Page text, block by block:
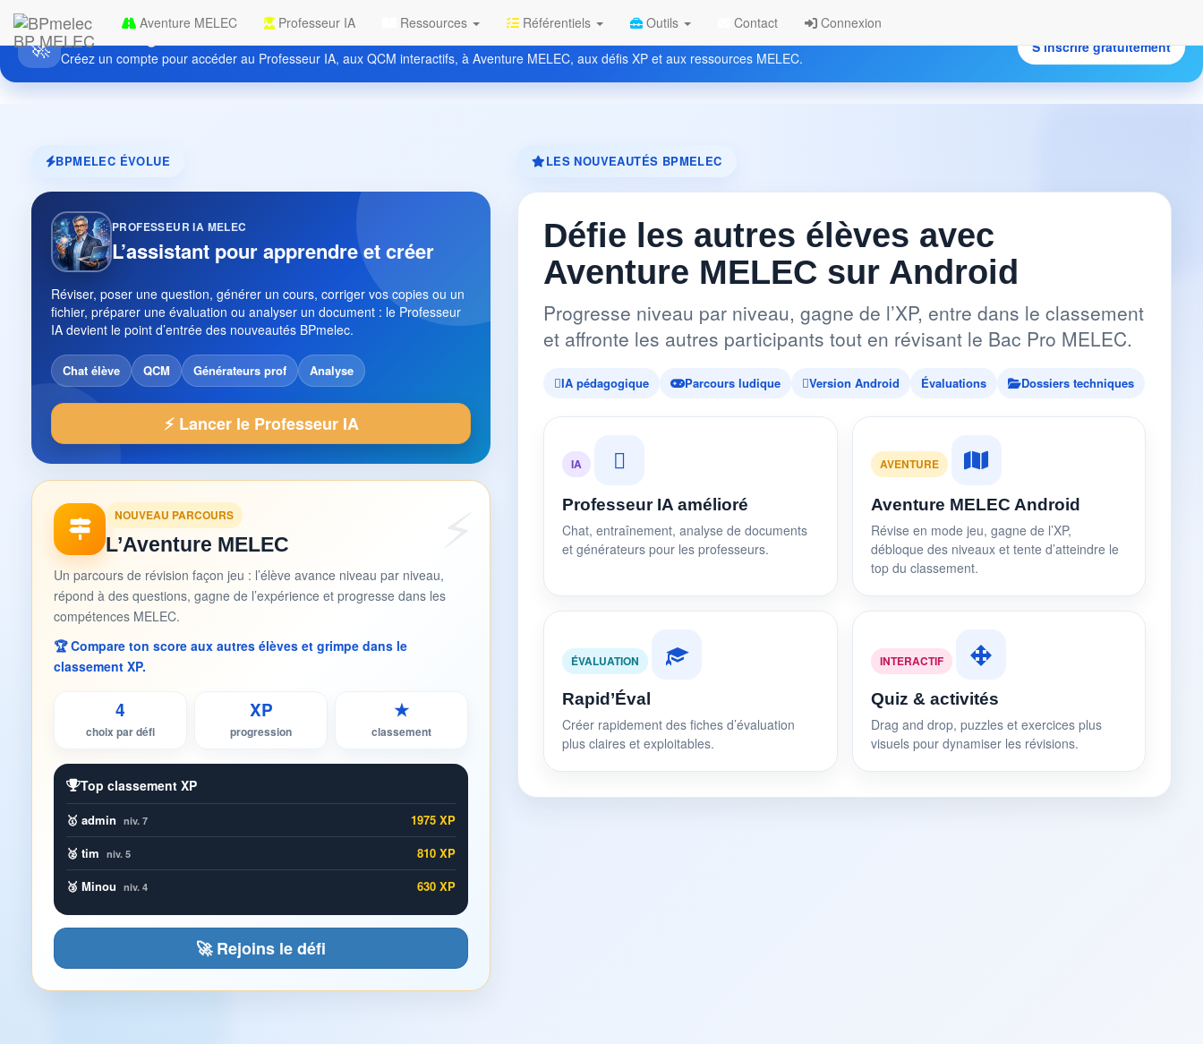
BP MELEC
Aventure MELEC Professeur IA Ressources Référentiels Outils Contact Connexion
🚀 Découvrez gratuitement BPmelec
Créez un compte pour accéder au Professeur IA, aux QCM interactifs, à Aventure MELEC, aux défis XP et aux ressources MELEC.
S’inscrire gratuitement
BPMELEC ÉVOLUE
PROFESSEUR IA MELEC
L’assistant pour apprendre et créer
Réviser, poser une question, générer un cours, corriger vos copies ou un
fichier, préparer une évaluation ou analyser un document : le Professeur
IA devient le point d’entrée des nouveautés BPmelec.
Chat élève QCM Générateurs prof Analyse
⚡ Lancer le Professeur IA
NOUVEAU PARCOURS
L’Aventure MELEC
Un parcours de révision façon jeu : l’élève avance niveau par niveau,
répond à des questions, gagne de l’expérience et progresse dans les
compétences MELEC.
🏆 Compare ton score aux autres élèves et grimpe dans le
classement XP.
4
choix par défi
XP
progression
★
classement
Top classement XP
🥇 admin niv. 7
1975 XP
🥈 tim niv. 5
810 XP
🥉 Minou niv. 4 630 XP
🚀 Rejoins le défi
LES NOUVEAUTÉS BPMELEC
Défie les autres élèves avec
Aventure MELEC sur Android
Progresse niveau par niveau, gagne de l’XP, entre dans le classement
et affronte les autres participants tout en révisant le Bac Pro MELEC.
IA pédagogique Parcours ludique Version Android Évaluations Dossiers techniques
IA
Professeur IA amélioré
Chat, entraînement, analyse de documents
et générateurs pour les professeurs.
AVENTURE
Aventure MELEC Android
Révise en mode jeu, gagne de l’XP,
débloque des niveaux et tente d’atteindre le
top du classement.
ÉVALUATION
Rapid’Éval
Créer rapidement des fiches d’évaluation
plus claires et exploitables.
INTERACTIF
Quiz & activités
Drag and drop, puzzles et exercices plus
visuels pour dynamiser les révisions.